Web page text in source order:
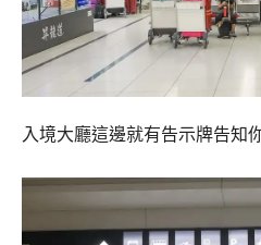
入境大廳這邊就有告示牌告知